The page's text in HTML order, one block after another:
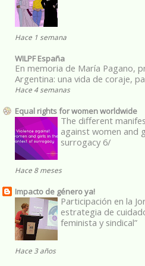
Hace 1 semana
WILPF España
En memoria de María Pagano,
Argentina: una vida de coraje,
Hace 4 semanas
Equal rights for women worldwide
The different
against women and
surrogacy 6/
Hace 8 meses
Impacto de género ya!
Participación en la
estrategia de
feminista y sindical”
Hace 3 años